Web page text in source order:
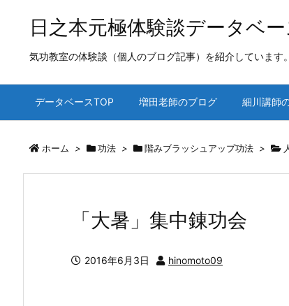
日之本元極体験談データベー
気功教室の体験談（個人のブログ記事）を紹介しています。
データベースTOP 増田老師のブログ 細川講師
ホーム > 功法 > 階みブラッシュアップ功法 >
「大暑」集中錬功会
2016年6月3日 hinomoto09